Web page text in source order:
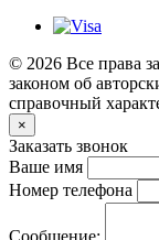
© 2026 Все права
законом об
справочный
×
Заказать звонок
Ваше имя
Номер телефона